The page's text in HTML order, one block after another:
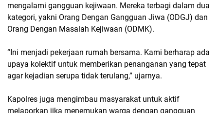
mengalami gangguan kejiwaan. Mereka terbagi dalam dua
kategori, yakni Orang Dengan Gangguan Jiwa (ODGJ) dan
Orang Dengan Masalah Kejiwaan (ODMK).
“Ini menjadi pekerjaan rumah bersama. Kami berharap ada
upaya kolektif untuk memberikan penanganan yang tepat
agar kejadian serupa tidak terulang,” ujarnya.
Kapolres juga mengimbau masyarakat untuk aktif
melaporkan jika menemukan warga dengan gangguan